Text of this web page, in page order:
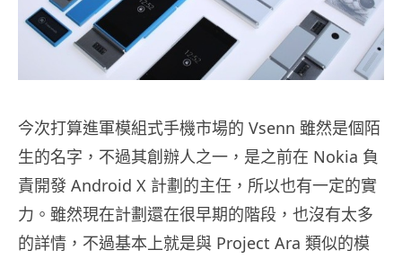
今次打算進軍模組式手機市場的 Vsenn 雖然是個陌
生的名字，不過其創辦人之一，是之前在 Nokia 負
責開發 Android X 計劃的主任，所以也有一定的實
力。雖然現在計劃還在很早期的階段，也沒有太多
的詳情，不過基本上就是與 Project Ara 類似的模